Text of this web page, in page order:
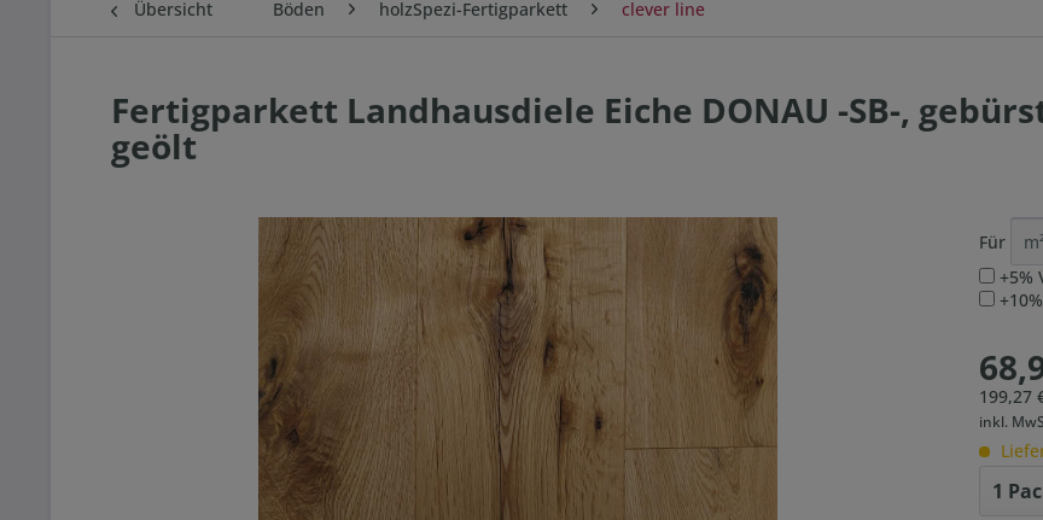
Übersicht Böden holzSpezi-Fertigparkett clever line
Fertigparkett Landhausdiele Eiche DONAU -SB-,
geölt
Für
+5%
199,27
inkl.